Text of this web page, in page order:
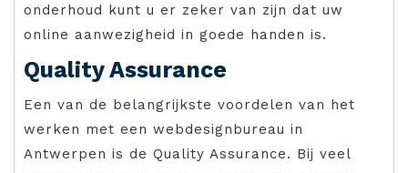
onderhoud kunt u er zeker van zijn dat uw
online aanwezigheid in goede handen is.
Quality Assurance
Een van de belangrijkste voordelen van het
werken met een webdesignbureau in
Antwerpen is de Quality Assurance. Bij veel